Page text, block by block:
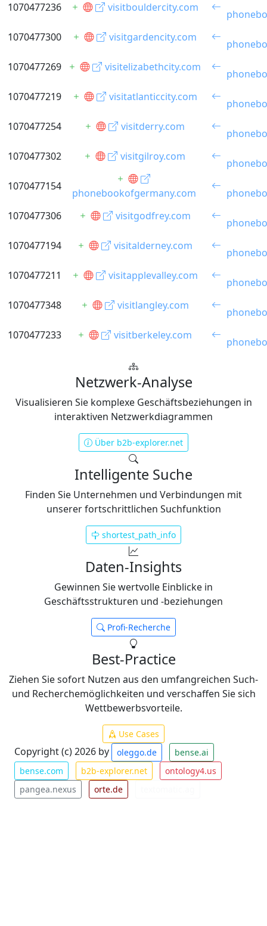
1070477236
visitbouldercity.com
1070477300
visitgardencity.com
1070477269
visitelizabethcity.com
1070477219
visitatlanticcity.com
1070477254
visitderry.com
1070477302
visitgilroy.com
1070477154
phonebookofgermany.com
1070477306
visitgodfrey.com
1070477194
visitalderney.com
1070477211
visitapplevalley.com
1070477348
visitlangley.com
1070477233
visitberkeley.com
Netzwerk-Analyse
Visualisieren Sie komplexe Geschäftsbeziehungen in
interaktiven Netzwerkdiagrammen
Über b2b-explorer.net
Intelligente Suche
Finden Sie Unternehmen und Verbindungen mit
unserer fortschrittlichen Suchfunktion
shortest_path_info
Daten-Insights
Gewinnen Sie wertvolle Einblicke in
Geschäftsstrukturen und -beziehungen
Profi-Recherche
Best-Practice
Ziehen Sie sofort Nutzen aus den umfangreichen Such-
und Recherchemöglichkeiten und verschaffen Sie sich
Wettbewerbsvorteile.
Use Cases
Copyright (c) 2026 by oleggo.de
bense.ai
bense.com
b2b-explorer.net
ontology4.us
pangea.nexus
orte.de